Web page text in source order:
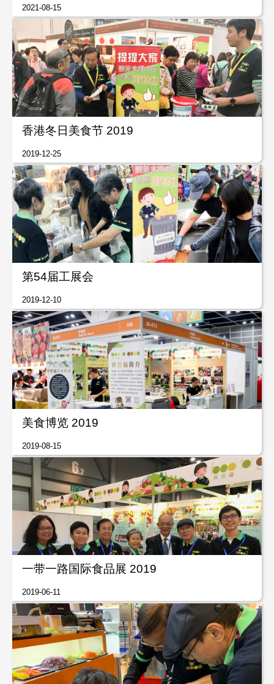
2021-08-15
香港冬日美食节 2019
2019-12-25
第54届工展会
2019-12-10
美食博览 2019
2019-08-15
一带一路国际食品展 2019
2019-06-11